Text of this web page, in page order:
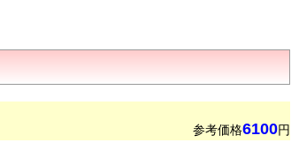
参考価格6100円